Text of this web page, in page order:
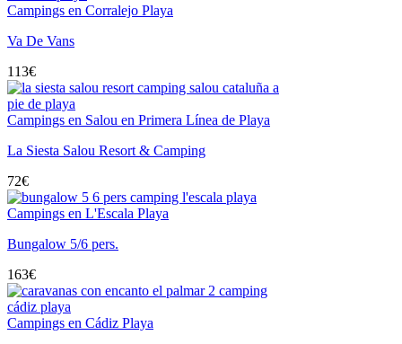
Campings en Corralejo Playa
Va De Vans
113€
Campings en Salou en Primera Línea de Playa
La Siesta Salou Resort & Camping
72€
Campings en L'Escala Playa
Bungalow 5/6 pers.
163€
Campings en Cádiz Playa